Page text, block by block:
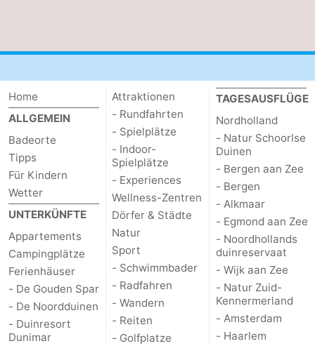
Home
ALLGEMEIN
Badeorte
Tipps
Für Kindern
Wetter
UNTERKÜNFTE
Appartements
Campingplätze
Ferienhäuser
- De Gouden Spar
- De Noordduinen
- Duinresort
Dunimar
Attraktionen
- Rundfahrten
- Spielplätze
- Indoor-
Spielplätze
- Experiences
Wellness-Zentren
Dörfer & Städte
Natur
Sport
- Schwimmbader
- Radfahren
- Wandern
- Reiten
- Golfplatze
TAGESAUSFLÜGE
Nordholland
- Natur Schoorlse
Duinen
- Bergen aan Zee
- Bergen
- Alkmaar
- Egmond aan Zee
- Noordhollands
duinreservaat
- Wijk aan Zee
- Natur Zuid-
Kennermerland
- Amsterdam
- Haarlem